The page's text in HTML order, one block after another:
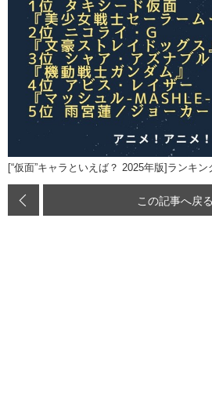
[“仮面”キャラといえば？ 2025年版]ランキン
この記事へ戻る